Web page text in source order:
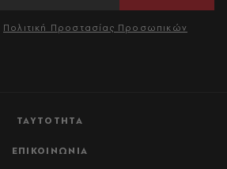
ΤΑΥΤΟΤΗΤΑ
ΕΠΙΚΟΙΝΩΝΙΑ
Πολιτική Προστασίας Προσωπικών